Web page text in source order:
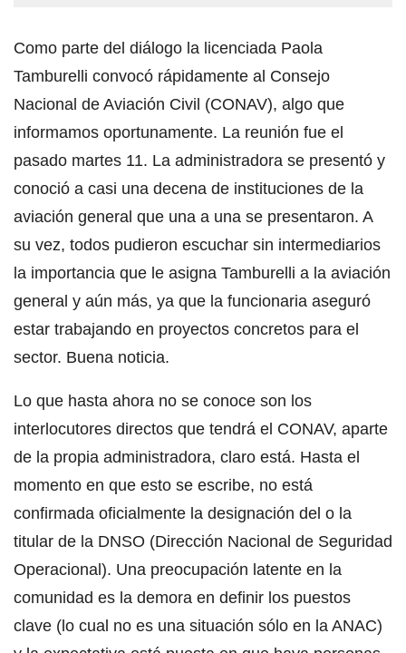
Como parte del diálogo la licenciada Paola
Tamburelli convocó rápidamente al Consejo
Nacional de Aviación Civil (CONAV), algo que
informamos oportunamente. La reunión fue el
pasado martes 11. La administradora se presentó y
conoció a casi una decena de instituciones de la
aviación general que una a una se presentaron. A
su vez, todos pudieron escuchar sin intermediarios
la importancia que le asigna Tamburelli a la aviación
general y aún más, ya que la funcionaria aseguró
estar trabajando en proyectos concretos para el
sector. Buena noticia.
Lo que hasta ahora no se conoce son los
interlocutores directos que tendrá el CONAV, aparte
de la propia administradora, claro está. Hasta el
momento en que esto se escribe, no está
confirmada oficialmente la designación del o la
titular de la DNSO (Dirección Nacional de Seguridad
Operacional). Una preocupación latente en la
comunidad es la demora en definir los puestos
clave (lo cual no es una situación sólo en la ANAC)